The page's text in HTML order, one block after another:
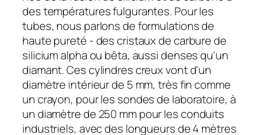
des températures fulgurantes. Pour les
tubes, nous parlons de formulations de
haute pureté - des cristaux de carbure de
silicium alpha ou bêta, aussi denses qu'un
diamant. Ces cylindres creux vont d'un
diamètre intérieur de 5 mm, très fin comme
un crayon, pour les sondes de laboratoire, à
un diamètre de 250 mm pour les conduits
industriels, avec des longueurs de 4 mètres